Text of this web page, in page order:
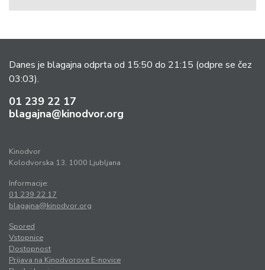
Danes je blagajna odprta od 15:50 do 21:15 (odpre se čez
03:03).
01 239 22 17
blagajna@kinodvor.org
Kinodvor
Kolodvorska 13, 1000 Ljubljana
Informacije:
01 239 22 17
blagajna@kinodvor.org
Spored
Vstopnice
Dostopnost
Prijava na Kinodvorove E-novice